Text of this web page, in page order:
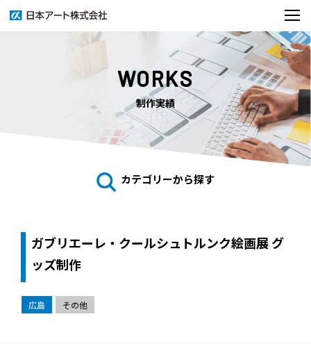
WORKS
制作実績
カテゴリーから探す
ガブリエーレ・クールシュトルンク絵画展 グ
ッズ制作
広島 その他